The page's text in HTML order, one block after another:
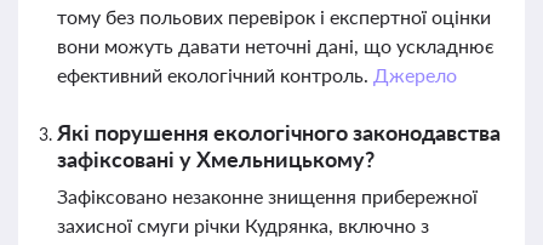
тому без польових перевірок і експертної оцінки
вони можуть давати неточні дані, що ускладнює
ефективний екологічний контроль. Джерело
Які порушення екологічного законодавства
зафіксовані у Хмельницькому?
Зафіксовано незаконне знищення прибережної
захисної смуги річки Кудрянка, включно з